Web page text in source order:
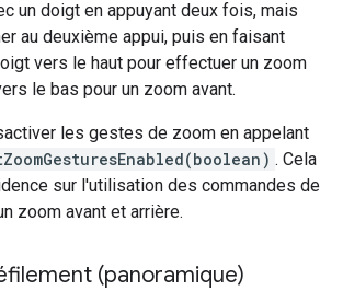
un doigt en appuyant deux fois, mais
au deuxième appui, puis en faisant
vers le haut pour effectuer un zoom
le bas pour un zoom avant.
les gestes de zoom en appelant
. Cela
sur l'utilisation des commandes de
zoom avant et arrière.
(panoramique)